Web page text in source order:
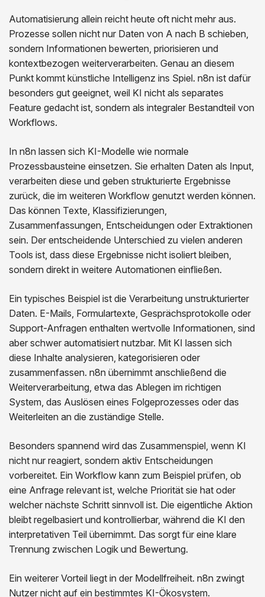
Automatisierung allein reicht heute oft nicht mehr aus.
Prozesse sollen nicht nur Daten von A nach B schieben,
sondern Informationen bewerten, priorisieren und
kontextbezogen weiterverarbeiten. Genau an diesem
Punkt kommt künstliche Intelligenz ins Spiel. n8n ist dafür
besonders gut geeignet, weil KI nicht als separates
Feature gedacht ist, sondern als integraler Bestandteil von
Workflows.
In n8n lassen sich KI-Modelle wie normale
Prozessbausteine einsetzen. Sie erhalten Daten als Input,
verarbeiten diese und geben strukturierte Ergebnisse
zurück, die im weiteren Workflow genutzt werden können.
Das können Texte, Klassifizierungen,
Zusammenfassungen, Entscheidungen oder Extraktionen
sein. Der entscheidende Unterschied zu vielen anderen
Tools ist, dass diese Ergebnisse nicht isoliert bleiben,
sondern direkt in weitere Automationen einfließen.
Ein typisches Beispiel ist die Verarbeitung unstrukturierter
Daten. E-Mails, Formulartexte, Gesprächsprotokolle oder
Support-Anfragen enthalten wertvolle Informationen, sind
aber schwer automatisiert nutzbar. Mit KI lassen sich
diese Inhalte analysieren, kategorisieren oder
zusammenfassen. n8n übernimmt anschließend die
Weiterverarbeitung, etwa das Ablegen im richtigen
System, das Auslösen eines Folgeprozesses oder das
Weiterleiten an die zuständige Stelle.
Besonders spannend wird das Zusammenspiel, wenn KI
nicht nur reagiert, sondern aktiv Entscheidungen
vorbereitet. Ein Workflow kann zum Beispiel prüfen, ob
eine Anfrage relevant ist, welche Priorität sie hat oder
welcher nächste Schritt sinnvoll ist. Die eigentliche Aktion
bleibt regelbasiert und kontrollierbar, während die KI den
interpretativen Teil übernimmt. Das sorgt für eine klare
Trennung zwischen Logik und Bewertung.
Ein weiterer Vorteil liegt in der Modellfreiheit. n8n zwingt
Nutzer nicht auf ein bestimmtes KI-Ökosystem.